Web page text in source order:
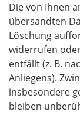
Die von Ihnen
übersandten
Löschung
widerrufen
entfällt (z. B.
Anliegens).
insbesondere
bleiben